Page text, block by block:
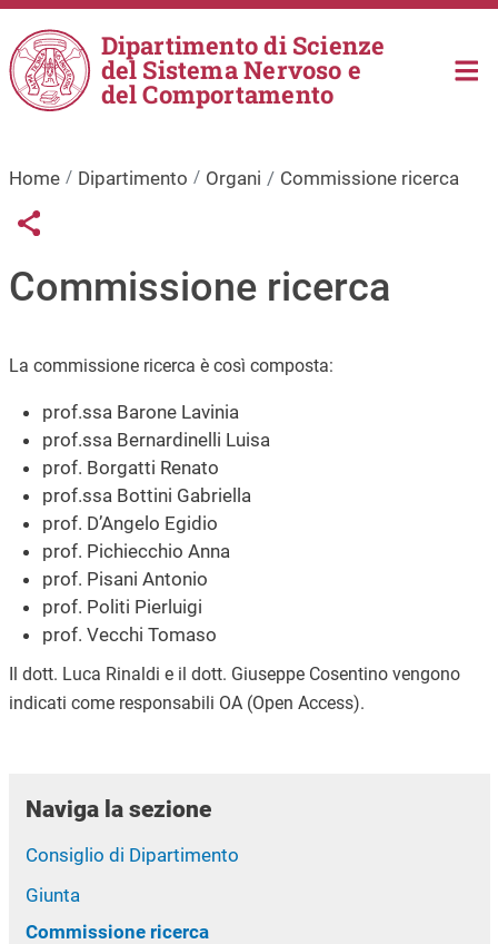
Salta al contenuto principale
Dipartimento di Scienze
del Sistema Nervoso e
del Comportamento
Home Dipartimento Organi Commissione ricerca
Links condivisione social
Share button
Commissione ricerca
La commissione ricerca è così composta:
prof.ssa Barone Lavinia
prof.ssa Bernardinelli Luisa
prof. Borgatti Renato
prof.ssa Bottini Gabriella
prof. D’Angelo Egidio
prof. Pichiecchio Anna
prof. Pisani Antonio
prof. Politi Pierluigi
prof. Vecchi Tomaso
Il dott. Luca Rinaldi e il dott. Giuseppe Cosentino vengono
indicati come responsabili OA (Open Access).
Naviga la sezione
Consiglio di Dipartimento
Giunta
Commissione ricerca